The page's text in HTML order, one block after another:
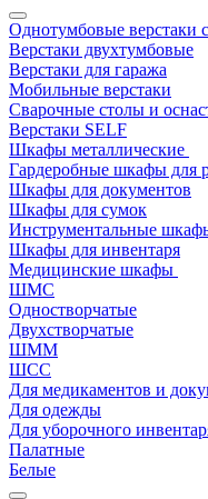
Однотумбовые
Верстаки двухтумбовые
Верстаки для гаража
Мобильные верстаки
Сварочные столы и
Верстаки SELF
Шкафы металлические
Гардеробные шкафы для
Шкафы для документов
Шкафы для сумок
Инструментальные
Шкафы для инвентаря
Медицинские шкафы
ШМС
Одностворчатые
Двухстворчатые
ШММ
ШСС
Для медикаментов и
Для одежды
Для уборочного
Палатные
Белые